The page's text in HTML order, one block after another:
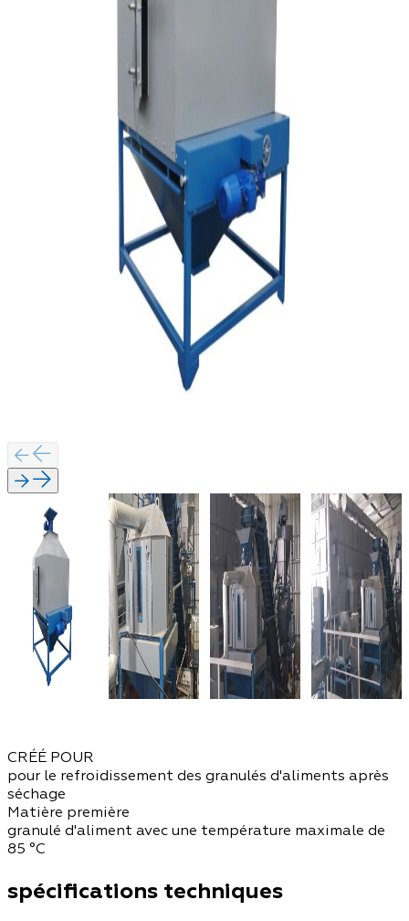
CRÉÉ POUR
pour le refroidissement des granulés d'aliments après
séchage
Matière première
granulé d'aliment avec une température maximale de
85 °C
spécifications techniques